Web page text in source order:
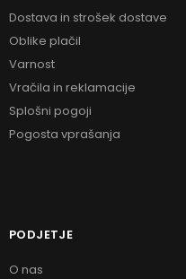
Dostava in strošek dostave
Oblike plačil
Varnost
Vračila in reklamacije
Splošni pogoji
Pogosta vprašanja
PODJETJE
O nas